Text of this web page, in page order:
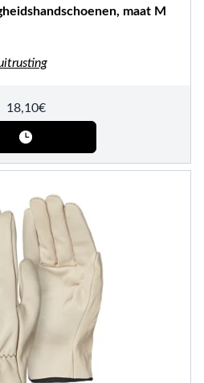
maat M
18,10€